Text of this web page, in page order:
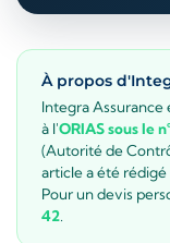
À propos
Integra Assurance
à l'ORIAS sous le
(Autorité de
article a été
Pour un devis
42